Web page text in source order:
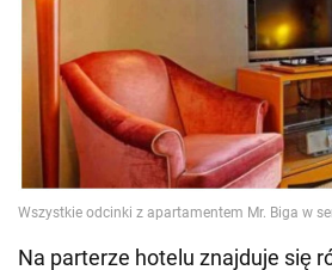
Na parterze hotelu znajduje się